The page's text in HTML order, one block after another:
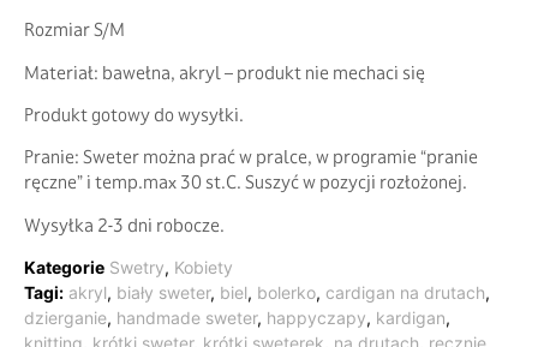
Rozmiar S/M
Materiał: bawełna, akryl – produkt nie mechaci się
Produkt gotowy do wysyłki.
Pranie: Sweter można prać w pralce, w programie “pranie
ręczne” i temp.max 30 st.C. Suszyć w pozycji rozłożonej.
Wysyłka 2-3 dni robocze.
Kategorie Swetry, Kobiety
Tagi: akryl, biały sweter, biel, bolerko, cardigan na drutach,
dzierganie, handmade sweter, happyczapy, kardigan,